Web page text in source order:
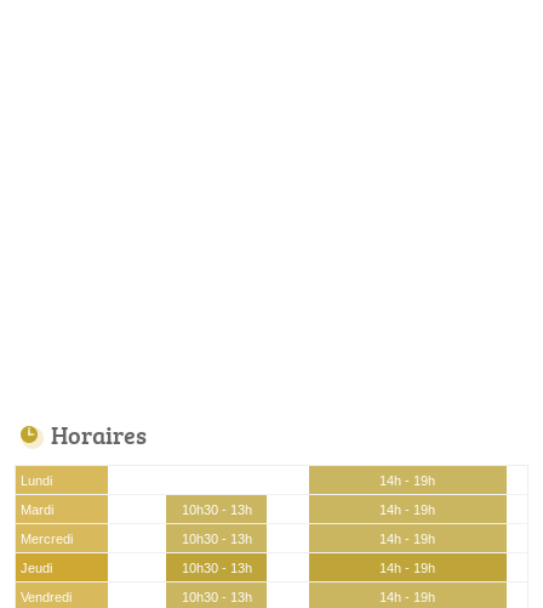
Horaires
Lundi
14h - 19h
Mardi
10h30 - 13h
14h - 19h
Mercredi
10h30 - 13h
14h - 19h
Jeudi
10h30 - 13h
14h - 19h
Vendredi
10h30 - 13h
14h - 19h